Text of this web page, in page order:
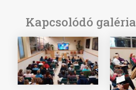
Kapcsolódó galéria